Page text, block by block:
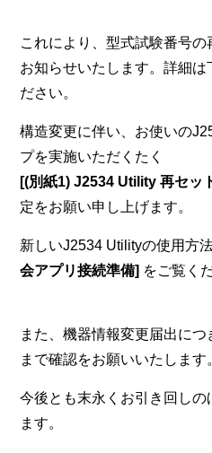
これにより、型式試験番号
お知らせいたします。詳細は
ださい。
構造変更に伴い、お使いの
プを実施いただくたく
[(別紙1) J2534 Utility 再セッ
定をお願い申し上げます。
新しいJ2534 Utilityの使用方法
会アプリ接続準備] をご覧く
また、機器情報変更届出に
まで確認をお願いいたします
今後とも末永くお引き回し
ます。